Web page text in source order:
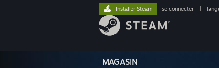
MAGASIN
Installer Steam se connecter